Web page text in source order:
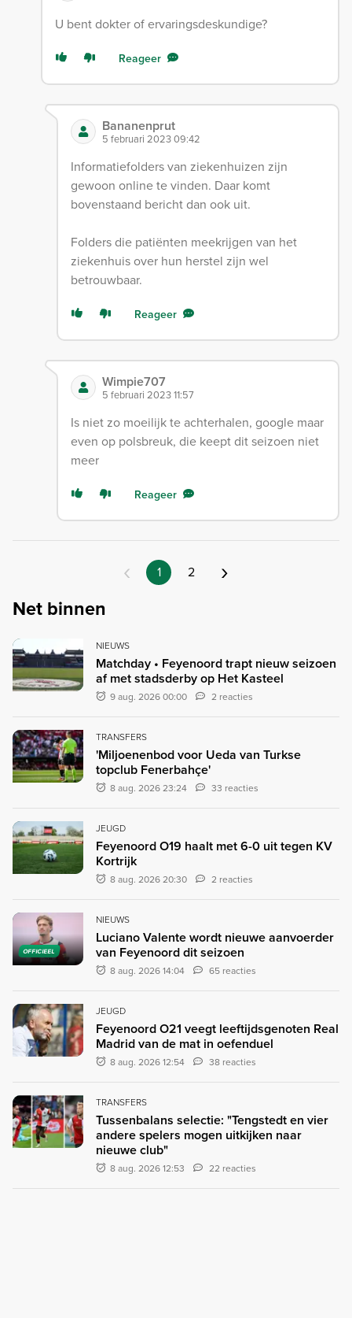
U bent dokter of ervaringsdeskundige?
Reageer
Bananenprut
5 februari 2023 09:42
Informatiefolders van ziekenhuizen zijn
gewoon online te vinden. Daar komt
bovenstaand bericht dan ook uit.
Folders die patiënten meekrijgen van het
ziekenhuis over hun herstel zijn wel
betrouwbaar.
Reageer
Wimpie707
5 februari 2023 11:57
Is niet zo moeilijk te achterhalen, google maar
even op polsbreuk, die keept dit seizoen niet
meer
Reageer
‹ 1 2 ›
Net binnen
NIEUWS
Matchday • Feyenoord trapt nieuw seizoen
af met stadsderby op Het Kasteel
9 aug. 2026 00:00 2 reacties
TRANSFERS
'Miljoenenbod voor Ueda van Turkse
topclub Fenerbahçe'
8 aug. 2026 23:24 33 reacties
JEUGD
Feyenoord O19 haalt met 6-0 uit tegen KV
Kortrijk
8 aug. 2026 20:30 2 reacties
OFFICIEEL
NIEUWS
Luciano Valente wordt nieuwe aanvoerder
van Feyenoord dit seizoen
8 aug. 2026 14:04 65 reacties
JEUGD
Feyenoord O21 veegt leeftijdsgenoten Real
Madrid van de mat in oefenduel
8 aug. 2026 12:54 38 reacties
TRANSFERS
Tussenbalans selectie: "Tengstedt en vier
andere spelers mogen uitkijken naar
nieuwe club"
8 aug. 2026 12:53 22 reacties